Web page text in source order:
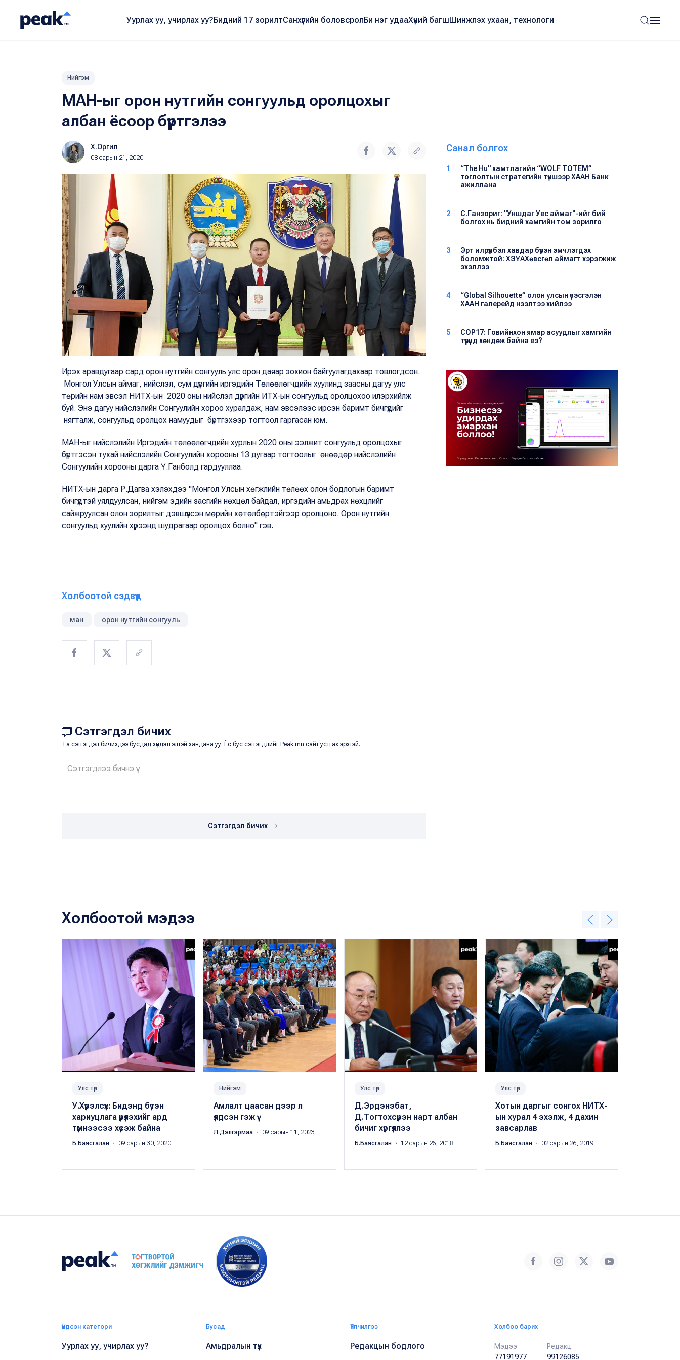
Уурлах уу, учирлах уу?Бидний 17 зорилтСанхүүгийн боловсролБи нэг удааХүний багшШинжлэх ухаан, технологи
Нийгэм
МАН-ыг орон нутгийн сонгуульд оролцохыг
албан ёсоор бүртгэлээ
Х.Оргил
08 сарын 21, 2020
Ирэх аравдугаар сард орон нутгийн сонгууль улс орон даяар зохион байгуулагдахаар товлогдсон.
Монгол Улсын аймаг, нийслэл, сум дүүргийн иргэдийн Төлөөлөгчдийн хуулинд заасны дагуу улс
төрийн нам эвсэл НИТХ-ын 2020 оны нийслэл дүүргийн ИТХ-ын сонгуульд оролцохоо илэрхийлж
буй. Энэ дагуу нийслэлийн Сонгуулийн хороо хуралдаж, нам эвсэлээс ирсэн баримт бичгүүдийг
нягталж, сонгуульд оролцох намуудыг бүртгэхээр тогтоол гаргасан юм.
МАН-ыг нийслэлийн Иргэдийн төлөөлөгчдийн хурлын 2020 оны ээлжит сонгуульд оролцохыг
бүртгэсэн тухай нийслэлийн Сонгуулийн хорооны 13 дугаар тогтоолыг өнөөдөр нийслэлийн
Сонгуулийн хорооны дарга Ү.Ганболд гардууллаа.
НИТХ-ын дарга Р.Дагва хэлэхдээ "Монгол Улсын хөгжлийн төлөөх олон бодлогын баримт
бичгүүдтэй уялдуулсан, нийгэм эдийн засгийн нөхцөл байдал, иргэдийн амьдрах нөхцлийг
сайжруулсан олон зорилтыг дэвшүүлсэн мөрийн хөтөлбөртэйгээр оролцоно. Орон нутгийн
сонгуульд хуулийн хүрээнд шудрагаар оролцох болно" гэв.
Холбоотой сэдвүүд
ман орон нутгийн сонгууль
Сэтгэгдэл бичих
Та сэтгэгдэл бичихдээ бусдад хүндэтгэлтэй хандана уу. Ёс бус сэтгэгдлийг Peak.mn сайт устгах эрхтэй.
Сэтгэгдэл бичих
Санал болгох
1
“The Hu" хамтлагийн “WOLF TOTEM”
тоглолтын стратегийн түншээр ХААН Банк
ажиллана
2
С.Ганзориг: "Уншдаг Увс аймаг"-ийг бий
болгох нь бидний хамгийн том зорилго
3
Эрт илрүүлбэл хавдар бүрэн эмчлэгдэх
боломжтой: ХЭҮА​Хөвсгөл аймагт хэрэгжиж
эхэллээ
4
“Global Silhouette” олон улсын үзэсгэлэн
ХААН галерейд нээлтээ хийлээ
5
COP17: Говийнхон ямар асуудлыг хамгийн
түрүүнд хөндөж байна вэ?
Холбоотой мэдээ
Улс төр
У.Хүрэлсүх: Бидэнд бүтэн
хариуцлага үүрүүлэхийг ард
түмнээсээ хүсэж байна
Б.Баясгалан ・ 09 сарын 30, 2020
Нийгэм
Амлалт цаасан дээр л
үлдсэн гэж үү
Л.Дэлгэрмаа ・ 09 сарын 11, 2023
Улс төр
Д.Эрдэнэбат,
Д.Тогтохсүрэн нарт албан
бичиг хүргүүллээ
Б.Баясгалан ・ 12 сарын 26, 2018
Улс төр
Хотын даргыг сонгох НИТХ-
ын хурал 4 эхэлж, 4 дахин
завсарлав
Б.Баясгалан ・ 02 сарын 26, 2019
Үндсэн категори
Уурлах уу, учирлах уу?
Бусад
Амьдралын түүх
Үйлчилгээ
Редакцын бодлого
Холбоо барих
Мэдээ
77191977
Редакц
99126085